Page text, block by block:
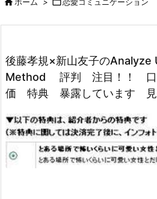
 
後藤孝規×新山友子のAnalyze
Method 評判 注目！！
価 特典 暴露しています 見